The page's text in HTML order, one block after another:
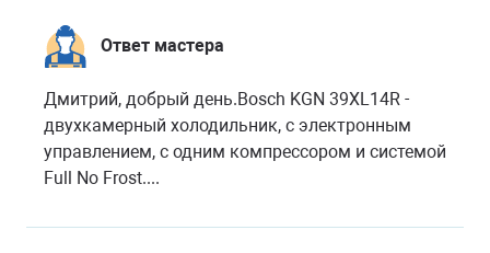
Ответ мастера
Дмитрий, добрый день.Bosch KGN 39XL14R -
двухкамерный холодильник, с электронным
управлением, с одним компрессором и системой
Full No Frost....